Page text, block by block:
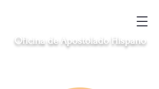
Oficina de Apostolado Hispano